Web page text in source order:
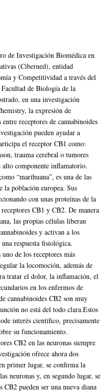
de Investigación Biomédica en
(Ciberned), entidad
y Competitividad a través del
de Biología de la
en una investigación
la expresión de
receptores de cannabinoides
pueden ayudar a
el receptor CB1 como:
trauma cerebral o tumores
alto componente inflamatorio.
“marihuana”, es una de las
la población europea. Sus
con unas proteínas de la
CB1 y CB2. De manera
las propias células liberan
y activan a los
respuesta fisiológica.
de los receptores más
la locomoción, además de
tratar el dolor, la inflamación, el
en los enfermos de
cannabinoides CB2 son muy
no está del todo clara.Estos
interés científico, precisamente
su funcionamiento.
CB2 en las neuronas siempre
ofrece ahora dos
primer lugar, se confirma la
neuronas y, en segundo lugar, se
CB2 pueden ser una nueva diana